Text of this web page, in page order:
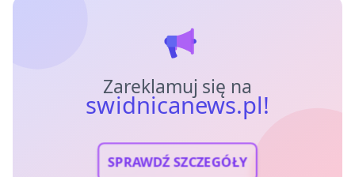
Zareklamuj się na
swidnicanews.pl!
SPRAWDŹ SZCZEGÓŁY